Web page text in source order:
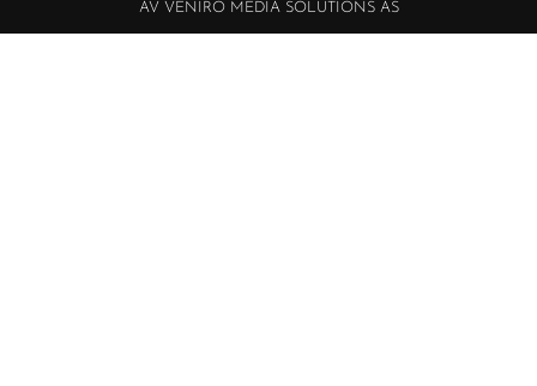
AV VENIRO MEDIA SOLUTIONS AS